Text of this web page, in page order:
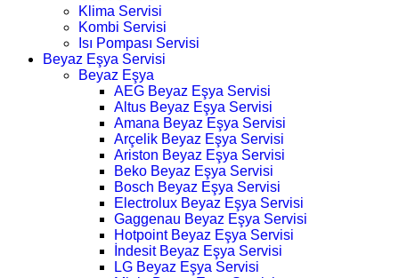
Klima Servisi
Kombi Servisi
Isı Pompası Servisi
Beyaz Eşya Servisi
Beyaz Eşya
AEG Beyaz Eşya Servisi
Altus Beyaz Eşya Servisi
Amana Beyaz Eşya Servisi
Arçelik Beyaz Eşya Servisi
Ariston Beyaz Eşya Servisi
Beko Beyaz Eşya Servisi
Bosch Beyaz Eşya Servisi
Electrolux Beyaz Eşya Servisi
Gaggenau Beyaz Eşya Servisi
Hotpoint Beyaz Eşya Servisi
İndesit Beyaz Eşya Servisi
LG Beyaz Eşya Servisi